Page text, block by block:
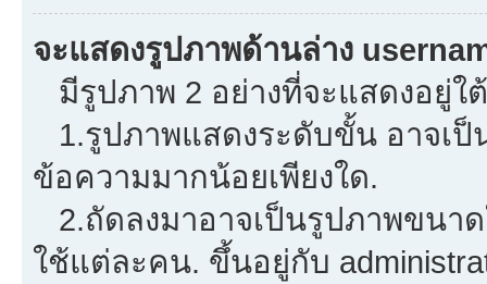
จะแสดงรูปภาพด้านล่าง
มีรูปภาพ 2 อย่างที่จะแสดงอยู่ใ
1.รูปภาพแสดงระดับขั้น อาจเ
ข้อความมากน้อยเพียงใด.
2.ถัดลงมาอาจเป็นรูปภาพขนา
ใช้แต่ละคน. ขึ้นอยู่กับ